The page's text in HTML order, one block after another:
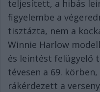
teljesített, a hibás
figyelembe a
tisztázta, nem a
Winnie Harlow
és leintést felügyelő
tévesen a 69.
rákérdezett a